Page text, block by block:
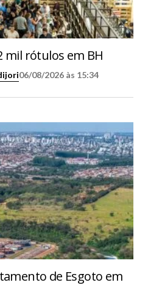
mil rótulos em BH
06/08/2026 às 15:34
de Esgoto em